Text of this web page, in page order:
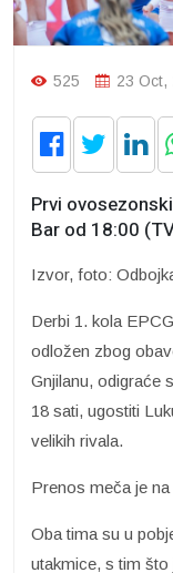
525 23 Oct,
Prvi
Bar od 18:00
Izvor, foto:
Derbi 1. kola
odložen zbog
Gnjilanu, odigraće
18 sati, ugostiti
velikih rivala.
Prenos meča je
Oba tima su u
utakmice, s tim